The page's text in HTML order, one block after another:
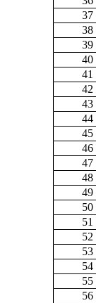
37
38
39
40
41
42
43
44
45
46
47
48
49
50
51
52
53
54
55
56